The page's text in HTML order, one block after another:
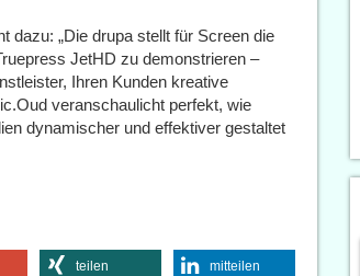
dazu: „Die drupa stellt für Screen die
JetHD zu demonstrieren –
Ihren Kunden kreative
veranschaulicht perfekt, wie
dynamischer und effektiver gestaltet
teilen mitteilen